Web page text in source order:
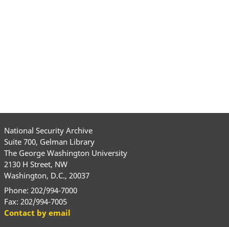
National Security Archive
Suite 700, Gelman Library
The George Washington University
2130 H Street, NW
Washington, D.C., 20037
Phone: 202/994-7000
Fax: 202/994-7005
Contact by email